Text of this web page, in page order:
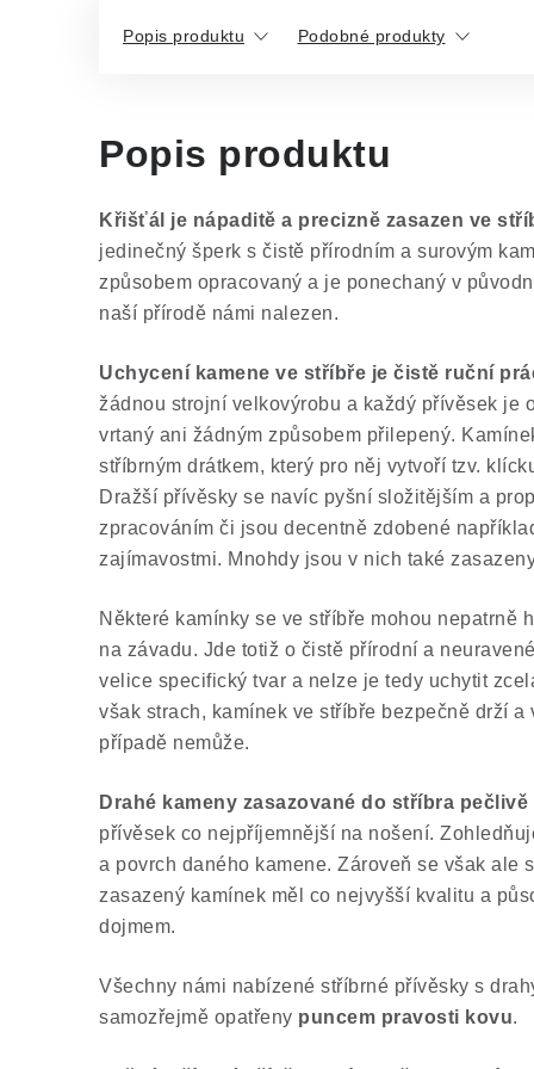
Popis produktu Podobné produkty
Popis produktu
Křišťál je nápaditě a precizně zasazen ve
jedinečný šperk s čistě přírodním a surovým
způsobem opracovaný a je ponechaný v
naší přírodě námi nalezen.
Uchycení kamene ve stříbře je čistě ruční
žádnou strojní velkovýrobu a každý přívěsek je
vrtaný ani žádným způsobem přilepený.
stříbrným drátkem, který pro něj vytvoří tzv.
Dražší přívěsky se navíc pyšní složitějším a
zpracováním či jsou decentně zdobené
zajímavostmi. Mnohdy jsou v nich také
Některé kamínky se ve stříbře mohou nepatrně
na závadu. Jde totiž o čistě přírodní a
velice specifický tvar a nelze je tedy uchytit
však strach, kamínek ve stříbře bezpečně drží a
případě nemůže.
Drahé kameny zasazované do stříbra
přívěsek co nejpříjemnější na nošení.
a povrch daného kamene. Zároveň se však ale
zasazený kamínek měl co nejvyšší kvalitu a
dojmem.
Všechny námi nabízené stříbrné přívěsky s
samozřejmě opatřeny puncem pravosti kovu.